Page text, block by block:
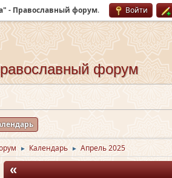
- Православный форум. Войти
форум
► Календарь ► Апрель 2025
«